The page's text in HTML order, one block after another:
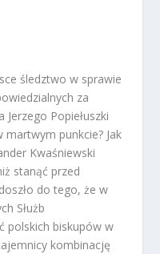
śledztwo w sprawie
za
Jerzego Popiełuszki
punkcie? Jak
Kwaśniewski
stanąć przed
do tego, że w
Służb
polskich biskupów w
kombinację